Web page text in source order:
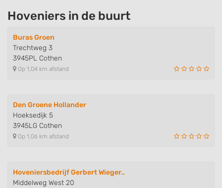
Hoveniers in de buurt
Buras Groen
Trechtweg 3
3945PL Cothen
Op 1,04 km afstand
Den Groene Hollander
Hoeksedijk 5
3945LG Cothen
Op 1,06 km afstand
Hoveniersbedrijf Gerbert Wieger..
Middelweg West 20